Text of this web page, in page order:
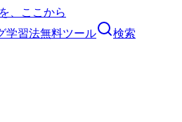
、ここから
学習法無料ツール 検索